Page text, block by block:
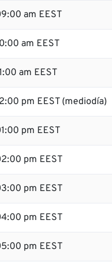
am EEST
am EEST
am EEST
pm EEST (mediodía)
pm EEST
pm EEST
pm EEST
pm EEST
pm EEST